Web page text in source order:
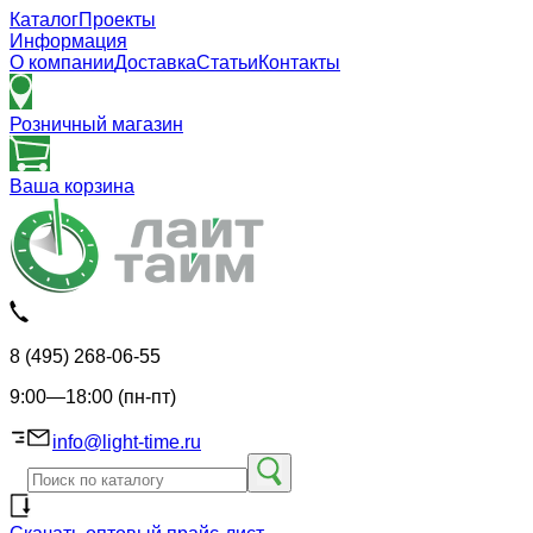
КаталогПроекты
Информация
О компанииДоставкаСтатьиКонтакты
Розничный магазин
Ваша корзина
8 (495) 268-06-55
9:00—18:00 (пн-пт)
info@light-time.ru